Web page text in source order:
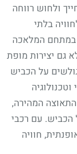
ולחוש רווחה
בלתי
במתחם המלאכה
גם יצירות מופת
על הכביש
המהירה,
עם רכבי
חוויה